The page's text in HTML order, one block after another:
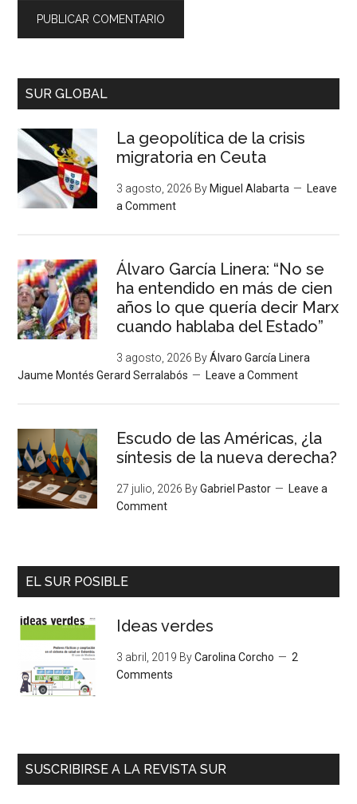
SUR GLOBAL
La geopolítica de la crisis
migratoria en Ceuta
3 agosto, 2026 By Miguel Alabarta
Leave
a Comment
Álvaro García Linera: “No se
ha entendido en más de cien
años lo que quería decir Marx
cuando hablaba del Estado”
3 agosto, 2026 ByÁlvaro García Linera
Jaume Montés Gerard Serralabós
Leave a Comment
Escudo de las Américas, ¿la
síntesis de la nueva derecha?
27 julio, 2026 ByGabriel Pastor
Leave a
Comment
EL SUR POSIBLE
Ideas verdes
3 abril, 2019 ByCarolina Corcho
2
Comments
SUSCRIBIRSE A LA REVISTA SUR